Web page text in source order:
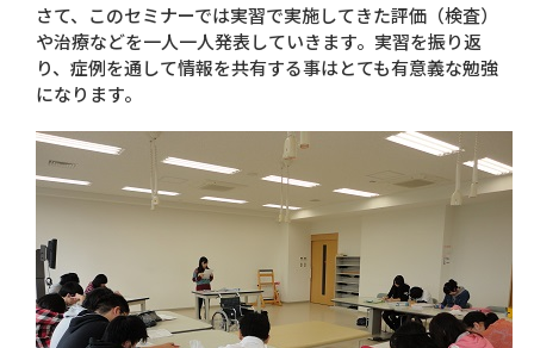
さて、このセミナーでは実習で実施してきた評価（検査）
や治療などを一人一人発表していきます。実習を振り返
り、症例を通して情報を共有する事はとても有意義な勉強
になります。